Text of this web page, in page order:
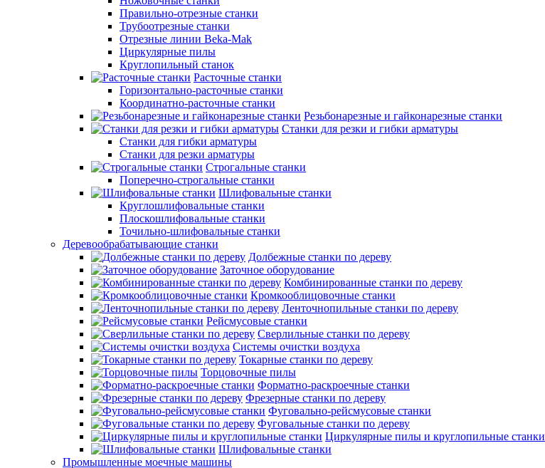
Правильно-отрезные станки
Трубоотрезные станки
Отрезные линии Beka-Mak
Циркулярные пилы
Круглопильный станок
Расточные станки
Горизонтально-расточные станки
Координатно-расточные станки
Резьбонарезные и гайконарезные станки
Станки для резки и гибки арматуры
Станки для гибки арматуры
Станки для резки арматуры
Строгальные станки
Поперечно-строгальные станки
Шлифовальные станки
Круглошлифовальные станки
Плоскошлифовальные станки
Точильно-шлифовальные станки
Деревообрабатывающие станки
Долбежные станки по дереву
Заточное оборудование
Комбинированные станки по дереву
Кромкооблицовочные станки
Ленточнопильные станки по дереву
Рейсмусовые станки
Сверлильные станки по дереву
Системы очистки воздуха
Токарные станки по дереву
Торцовочные пилы
Форматно-раскроечные станки
Фрезерные станки по дереву
Фуговально-рейсмусовые станки
Фуговальные станки по дереву
Циркулярные пилы и круглопильные станки
Шлифовальные станки
Промышленные моечные машины